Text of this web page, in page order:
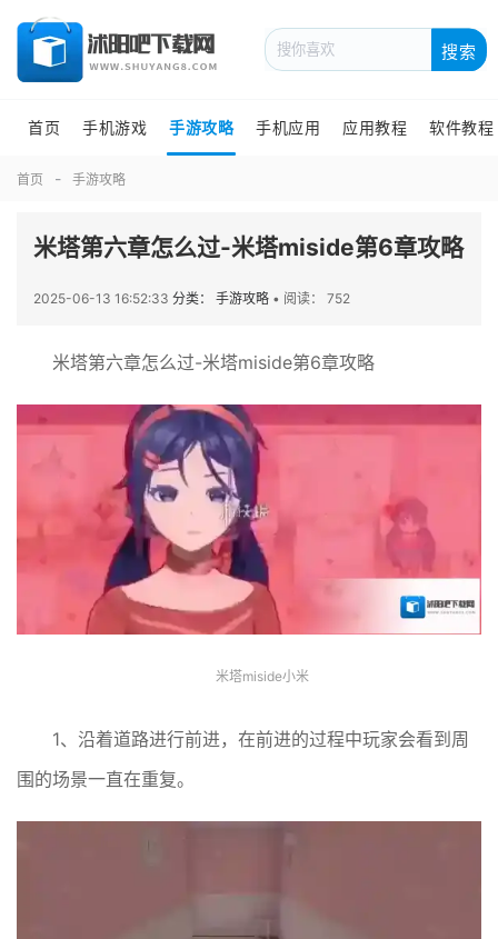
搜索
首页 手机游戏 手游攻略 手机应用 应用教程 软件教程
首页 手游攻略
米塔第六章怎么过-米塔miside第6章攻略
2025-06-13 16:52:33 分类： 手游攻略 • 阅读： 752
米塔第六章怎么过-米塔miside第6章攻略
米塔miside小米
1、沿着道路进行前进，在前进的过程中玩家会看到周
围的场景一直在重复。